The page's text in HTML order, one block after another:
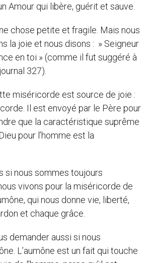
Amour qui libère, guérit et sauve.
chose petite et fragile. Mais nous
la joie et nous disons : » Seigneur
en toi » (comme il fut suggéré à
327).
miséricorde est source de joie :
Il est envoyé par le Père pour
que la caractéristique suprême
pour l’homme est la
si nous sommes toujours
vivons pour la miséricorde de
qui nous donne vie, liberté,
et chaque grâce.
demander aussi si nous
L’aumône est un fait qui touche